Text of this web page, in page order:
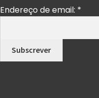
Endereço de email: *